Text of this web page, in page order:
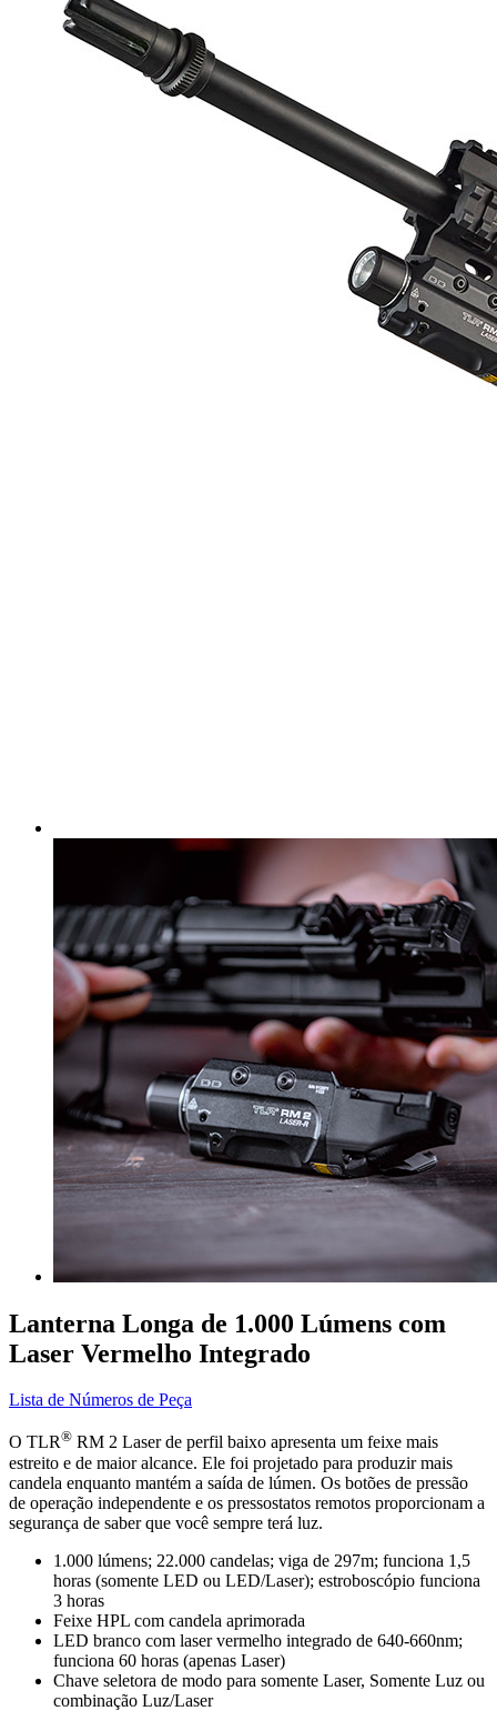
Lanterna Longa de 1.000 Lúmens com
Laser Vermelho Integrado
Lista de Números de Peça
O TLR® RM 2 Laser de perfil baixo apresenta um feixe mais
estreito e de maior alcance. Ele foi projetado para produzir mais
candela enquanto mantém a saída de lúmen. Os botões de pressão
de operação independente e os pressostatos remotos proporcionam a
segurança de saber que você sempre terá luz.
1.000 lúmens; 22.000 candelas; viga de 297m; funciona 1,5
horas (somente LED ou LED/Laser); estroboscópio funciona
3 horas
Feixe HPL com candela aprimorada
LED branco com laser vermelho integrado de 640-660nm;
funciona 60 horas (apenas Laser)
Chave seletora de modo para somente Laser, Somente Luz ou
combinação Luz/Laser